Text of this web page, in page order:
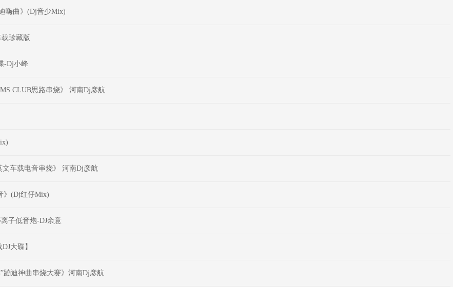
嗨曲》(Dj音少Mix)
珍藏版
-Dj小峰
CLUB思路串烧》 河南Dj彦航
文车载电音串烧》 河南Dj彦航
》(Dj红仔Mix)
子低音炮-DJ余意
大碟】
蹦迪神曲串烧大赛》河南Dj彦航